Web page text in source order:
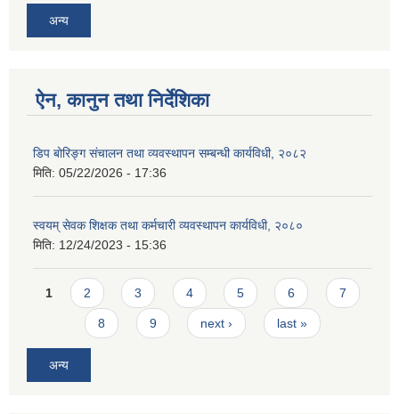
अन्य
ऐन, कानुन तथा निर्देशिका
डिप बोरिङ्ग संचालन तथा व्यवस्थापन सम्बन्धी कार्यविधी, २०८२
मिति: 05/22/2026 - 17:36
स्वयम् सेवक शिक्षक तथा कर्मचारी व्यवस्थापन कार्यविधी, २०८०
मिति: 12/24/2023 - 15:36
Pages
1 2 3 4 5 6 7
8 9 next › last »
अन्य